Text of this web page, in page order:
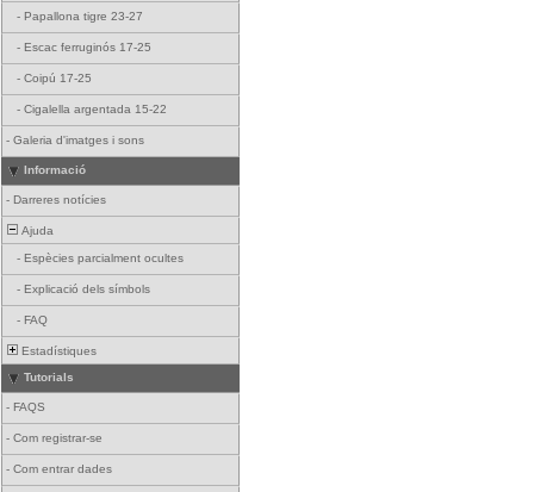
- Papallona tigre 23-27
- Escac ferruginós 17-25
- Coipú 17-25
- Cigalella argentada 15-22
- Galeria d'imatges i sons
Informació
- Darreres notícies
Ajuda
- Espècies parcialment ocultes
- Explicació dels símbols
- FAQ
Estadístiques
Tutorials
- FAQS
- Com registrar-se
- Com entrar dades